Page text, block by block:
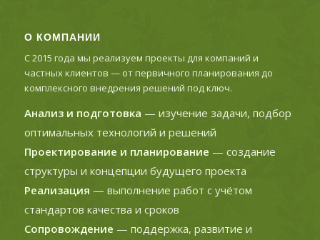
О КОМПАНИИ
С 2015 года мы реализуем проекты для компаний и
частных клиентов — от первичного планирования до
комплексного внедрения решений под ключ.
Анализ и подготовка — изучение задачи, подбор
оптимальных технологий и решений
Проектирование и планирование — создание
структуры и концепции будущего проекта
Реализация — выполнение работ с учётом
стандартов качества и сроков
Сопровождение — поддержка, развитие и